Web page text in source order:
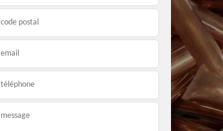
Débarras de grenier et
Démolition véhicule
42